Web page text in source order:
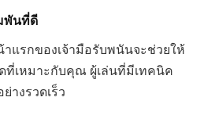
พันที่ดี
แรกของเจ้ามือรับพนันจะช่วยให้
ที่เหมาะกับคุณ ผู้เล่นที่มีเทคนิค
างรวดเร็ว